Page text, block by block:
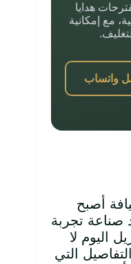
هدايا
مع إمكانية
واتساب
أصبح
صناعة تجربة
اليوم لا
التي